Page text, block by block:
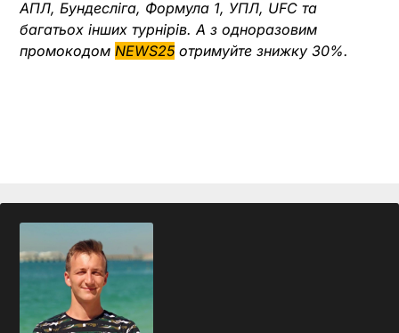
АПЛ, Бундесліга, Формула 1, УПЛ, UFC та
багатьох інших турнірів. А з одноразовим
промокодом NEWS25отримуйте знижку 30%.